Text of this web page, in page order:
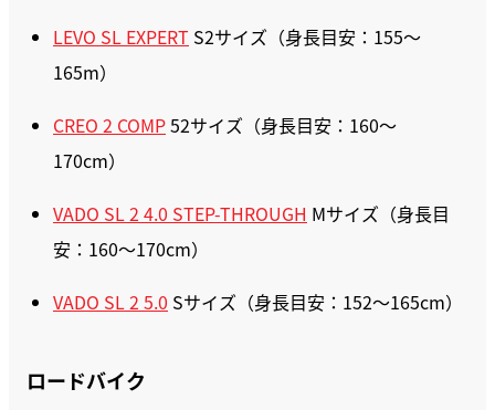
LEVO SL EXPERT S2サイズ（身長目安：155〜
165m）
CREO 2 COMP52サイズ（身長目安：160〜
170cm）
VADO SL 2 4.0 STEP-THROUGH Mサイズ（身長目
安：160〜170cm）
VADO SL 2 5.0 Sサイズ（身長目安：152〜165cm）
ロードバイク